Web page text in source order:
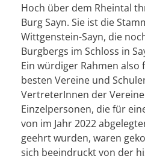
Hoch über dem Rheintal
Burg Sayn. Sie ist die
Wittgenstein-Sayn, die
Burgbergs im Schloss in
Ein würdiger Rahmen also
besten Vereine und
VertreterInnen der
Einzelpersonen, die für
von im Jahr 2022
geehrt wurden, waren
sich beeindruckt von der